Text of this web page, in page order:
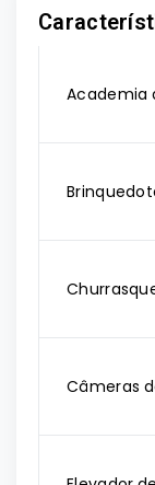
Academia
Câmeras